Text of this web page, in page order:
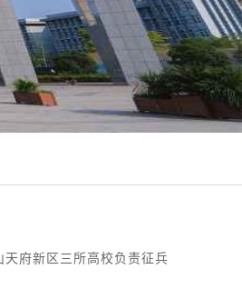
府新区三所高校负责征兵